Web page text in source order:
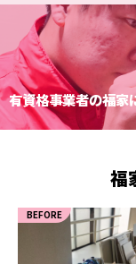
有資格事業者の福家
福
BEFORE